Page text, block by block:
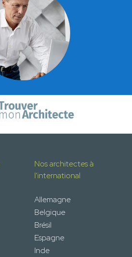
Nos architectes à
l'international
Allemagne
Belgique
Brésil
Espagne
Inde